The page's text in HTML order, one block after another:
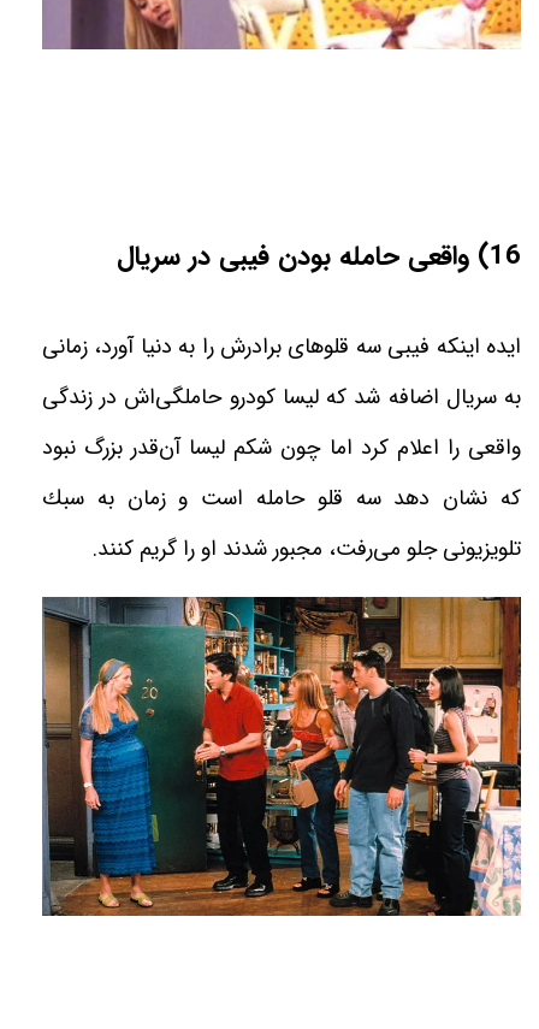
16) واقعی حامله بودن فیبی در سریال
ايده اينكه فيبى سه قلوهاى برادرش را به دنيا آورد، زمانى
به سريال اضافه شد كه ليسا كودرو حاملگى‌اش در زندگى
واقعى را اعلام كرد اما چون شكم ليسا آن‌قدر بزرگ نبود
كه نشان دهد سه قلو حامله است و زمان به سبك
تلويزيونى جلو می‌رفت، مجبور شدند او را گريم كنند.